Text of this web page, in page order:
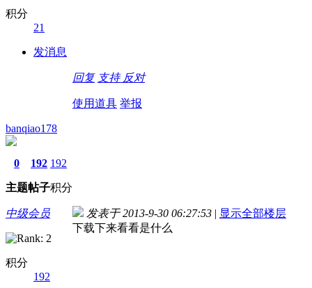
积分
21
发消息
回复 支持 反对
使用道具 举报
banqiao178
0
主题
192
帖子
192
积分
中级会员
积分
192
发表于 2013-9-30 06:27:53 | 显示全部楼层
下载下来看看是什么